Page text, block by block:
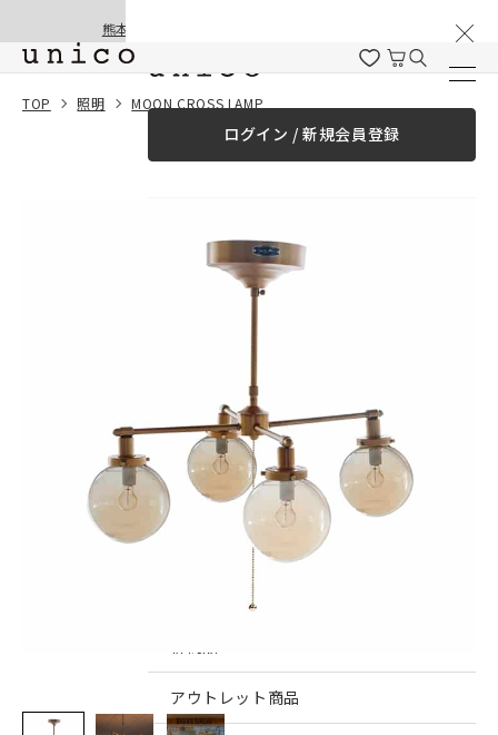
熊本地震の影響による配送遅延と停止について
ログイン / 新規会員登録
商品カテゴリー一覧
ラグ
ファブリック雑貨
インテリア雑貨・その他
家具シリーズ一覧
アウトレット商品
TOP 照明 MOON CROSS LAMP
一緒に購入する